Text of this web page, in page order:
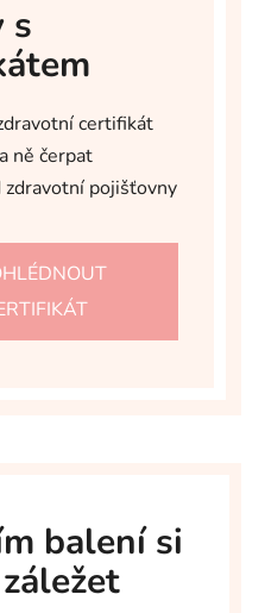
s
certifikát
ně čerpat
zdravotní pojišťovny
balení si